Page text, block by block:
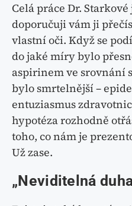
Celá práce Dr.
doporučuji vám ji
vlastní oči. Když se
do jaké míry bylo
aspirinem ve srovnání
bylo smrtelnější –
entuziasmus
hypotéza rozhodně
toho, co nám je
Už zase.
„Neviditelná